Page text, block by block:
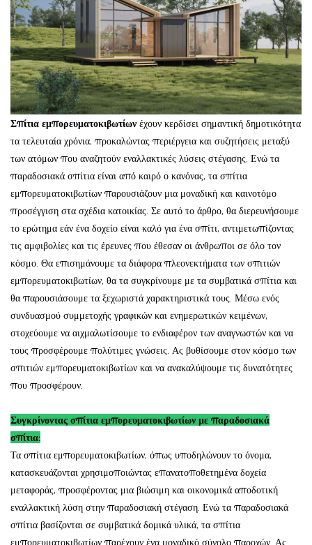
Σπίτια εμπορευματοκιβωτίων έχουν κερδίσει σημαντική δημοτικότητα
τα τελευταία χρόνια, προκαλώντας περιέργεια και συζητήσεις μεταξύ
των ατόμων που αναζητούν εναλλακτικές λύσεις στέγασης. Ενώ τα
παραδοσιακά σπίτια είναι από καιρό ο κανόνας, τα σπίτια
εμπορευματοκιβωτίων παρουσιάζουν μια μοναδική και καινοτόμο
προσέγγιση στα σχέδια κατοικίας. Σε αυτό το άρθρο, θα διερευνήσουμε
το ερώτημα εάν ένα δοχείο είναι καλό για ένα σπίτι, αντιμετωπίζοντας
τις αμφιβολίες και τις έρευνες που έθεσαν οι άνθρωποι σε όλο τον
κόσμο. Θα επισημάνουμε τα διάφορα πλεονεκτήματα των σπιτιών
εμπορευματοκιβωτίων, θα τα συγκρίνουμε με τα συμβατικά σπίτια και
θα παρουσιάσουμε τα ξεχωριστά χαρακτηριστικά τους. Μέσω ενός
συνδυασμού συμμετοχής γραφικών και ενημερωτικών κειμένων,
στοχεύουμε να αιχμαλωτίσουμε το ενδιαφέρον των αναγνωστών και να
τους προσφέρουμε πολύτιμες γνώσεις. Ας βυθίσουμε στον κόσμο των
σπιτιών εμπορευματοκιβωτίων και να ανακαλύψουμε τις δυνατότητες
που προσφέρουν.
Συγκρίνοντας σπίτια εμπορευματοκιβωτίων με παραδοσιακά
σπίτια:
Τα σπίτια εμπορευματοκιβωτίων, όπως υποδηλώνουν το όνομα,
κατασκευάζονται χρησιμοποιώντας επανατοποθετημένα δοχεία
μεταφοράς, προσφέροντας μια βιώσιμη και οικονομικά αποδοτική
εναλλακτική λύση στην παραδοσιακή στέγαση. Ενώ τα παραδοσιακά
σπίτια βασίζονται σε συμβατικά δομικά υλικά, τα σπίτια
εμπορευματοκιβωτίων παρέχουν ένα μοναδικό σύνολο παροχών. Ας